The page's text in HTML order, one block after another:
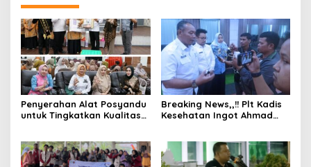
Penyerahan Alat Posyandu
untuk Tingkatkan Kualitas
Breaking News,,!! Plt Kadis
Kesehatan Ingot Ahmad
Harus Ditingkatkan